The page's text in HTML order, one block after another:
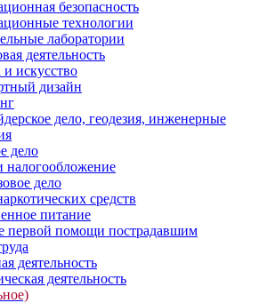
безопасность
технологии
лаборатории
деятельность
и искусство
дизайн
дело, геодезия, инженерные
дело
налогообложение
дело
средств
питание
первой помощи пострадавшим
деятельность
деятельность